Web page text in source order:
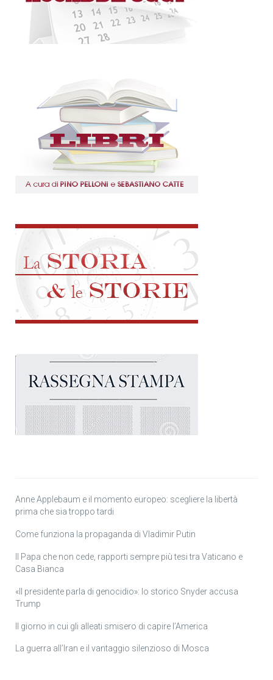
Anne Applebaum e il momento europeo: scegliere la libertà
prima che sia troppo tardi
Come funziona la propaganda di Vladimir Putin
Il Papa che non cede, rapporti sempre più tesi tra Vaticano e
Casa Bianca
«Il presidente parla di genocidio»: lo storico Snyder accusa
Trump
Il giorno in cui gli alleati smisero di capire l’America
La guerra all’Iran e il vantaggio silenzioso di Mosca